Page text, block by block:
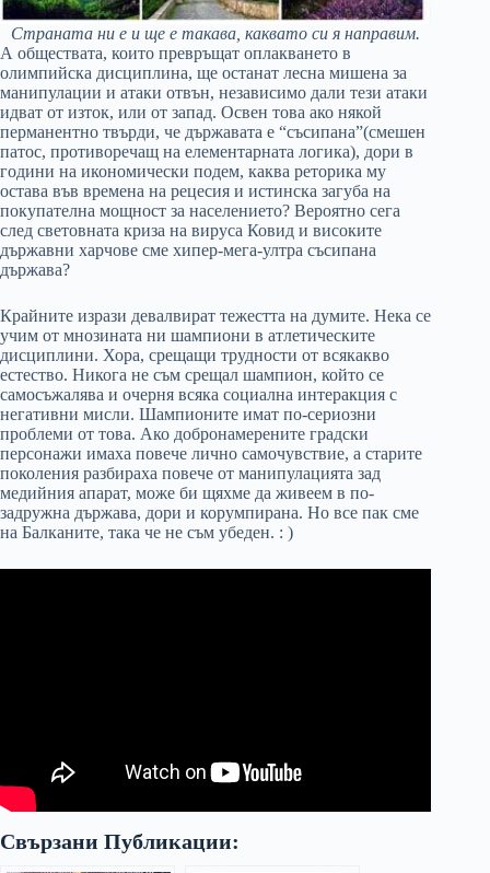
Страната ни е и ще е такава, каквато си я направим.
А обществата, които превръщат оплакването в
олимпийска дисциплина, ще останат лесна мишена за
манипулации и атаки отвън, независимо дали тези атаки
идват от изток, или от запад. Освен това ако някой
перманентно твърди, че държавата е “съсипана”(смешен
патос, противоречащ на елементарната логика), дори в
години на икономически подем, каква реторика му
остава във времена на рецесия и истинска загуба на
покупателна мощност за населението? Вероятно сега
след световната криза на вируса Ковид и високите
държавни харчове сме хипер-мега-ултра съсипана
държава?
Крайните изрази девалвират тежестта на думите. Нека се
учим от мнозината ни шампиони в атлетическите
дисциплини. Хора, срещащи трудности от всякакво
естество. Никога не съм срещал шампион, който се
самосъжалява и очерня всяка социална интеракция с
негативни мисли. Шампионите имат по-сериозни
проблеми от това. Ако добронамерените градски
персонажи имаха повече лично самочувствие, а старите
поколения разбираха повече от манипулацията зад
медийния апарат, може би щяхме да живеем в по-
задружна държава, дори и корумпирана. Но все пак сме
на Балканите, така че не съм убеден. : )
Свързани Публикации: